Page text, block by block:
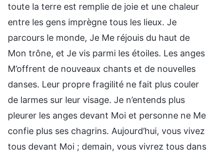
toute la terre est remplie de joie et une chaleur
entre les gens imprègne tous les lieux. Je
parcours le monde, Je Me réjouis du haut de
Mon trône, et Je vis parmi les étoiles. Les anges
M’offrent de nouveaux chants et de nouvelles
danses. Leur propre fragilité ne fait plus couler
de larmes sur leur visage. Je n’entends plus
pleurer les anges devant Moi et personne ne Me
confie plus ses chagrins. Aujourd’hui, vous vivez
tous devant Moi ; demain, vous vivrez tous dans